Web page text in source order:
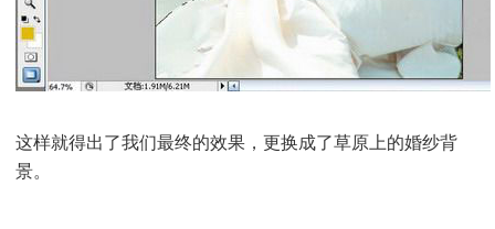
这样就得出了我们最终的效果，更换成了草原上的婚纱背
景。